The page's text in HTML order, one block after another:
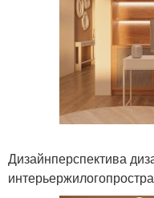
Дизайнперспектива